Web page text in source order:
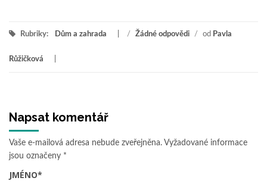
Rubriky: Dům a zahrada / Žádné odpovědi / od Pavla
Růžičková
Napsat komentář
Vaše e-mailová adresa nebude zveřejněna. Vyžadované informace
jsou označeny *
JMÉNO*